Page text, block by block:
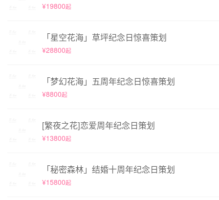
¥19800起
「星空花海」草坪纪念日惊喜策划
¥28800起
「梦幻花海」五周年纪念日惊喜策划
¥8800起
[繁夜之花]恋爱周年纪念日策划
¥13800起
「秘密森林」结婚十周年纪念日策划
¥15800起